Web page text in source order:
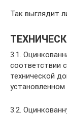
Так выглядит
3.1.
соответствии
технической
установленном
3.2.